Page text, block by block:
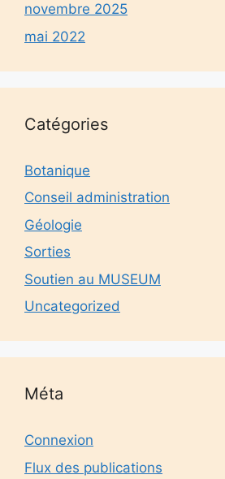
novembre 2025
mai 2022
Catégories
Botanique
Conseil administration
Géologie
Sorties
Soutien au MUSEUM
Uncategorized
Méta
Connexion
Flux des publications